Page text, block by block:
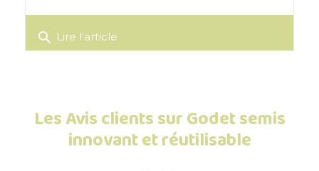
search Lire l'article
Les Avis clients sur Godet semis
innovant et réutilisable